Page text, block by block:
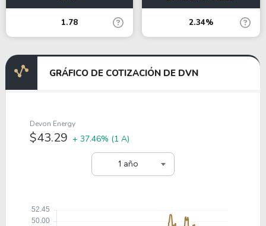
1.78 2.34%
GRÁFICO DE COTIZACIÓN DE DVN
1 año
Devon Energy
$43.29 + 37.46% (1 A)